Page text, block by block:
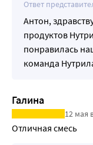
Ответ
Антон,
продуктов
понравилась
команда
Галина
12 мая
Отличная смесь